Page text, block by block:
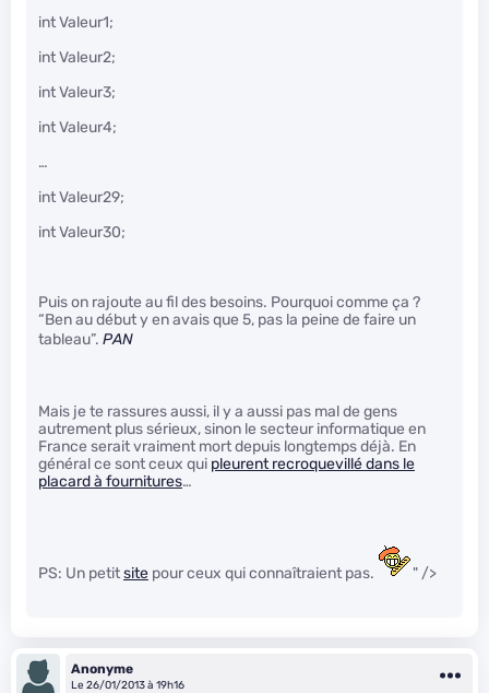
int Valeur1;
int Valeur2;
int Valeur3;
int Valeur4;
…
int Valeur29;
int Valeur30;
Puis on rajoute au fil des besoins. Pourquoi comme ça ?
“Ben au début y en avais que 5, pas la peine de faire un
tableau”. PAN
Mais je te rassures aussi, il y a aussi pas mal de gens
autrement plus sérieux, sinon le secteur informatique en
France serait vraiment mort depuis longtemps déjà. En
général ce sont ceux qui pleurent recroquevillé dans le
placard à fournitures…
PS: Un petitsite pour ceux qui connaîtraient pas. " />
Anonyme
Le 26/01/2013 à 19h16